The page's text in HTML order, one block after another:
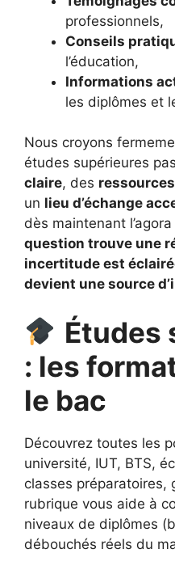
professionnels,
Conseils
l’éducation,
Informations
les diplômes et
Nous croyons
études supérieures
claire, des
un lieu d’échange
dès maintenant
question trouve une
incertitude est
devient une source
Études
: les
le bac
Découvrez toutes les
université, IUT, BTS,
classes préparatoires,
rubrique vous aide à
niveaux de diplômes
débouchés réels du